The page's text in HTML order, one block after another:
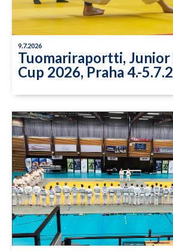
9.7.2026
Tuomariraportti, Junior
Cup 2026, Praha 4.-